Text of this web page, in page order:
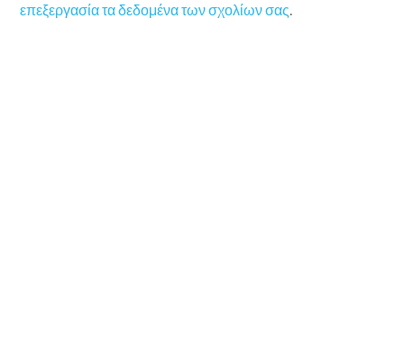
επεξεργασία τα δεδομένα των σχολίων σας.